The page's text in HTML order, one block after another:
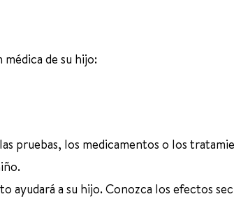
de su hijo:
pruebas, los medicamentos o los
ayudará a su hijo. Conozca los efectos